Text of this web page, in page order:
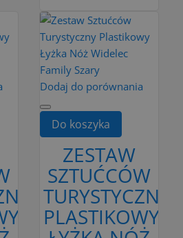
Dodaj do porównania
Do koszyka
ZESTAW
SZTUĆCÓW
TURYSTYCZNY
PLASTIKOWY